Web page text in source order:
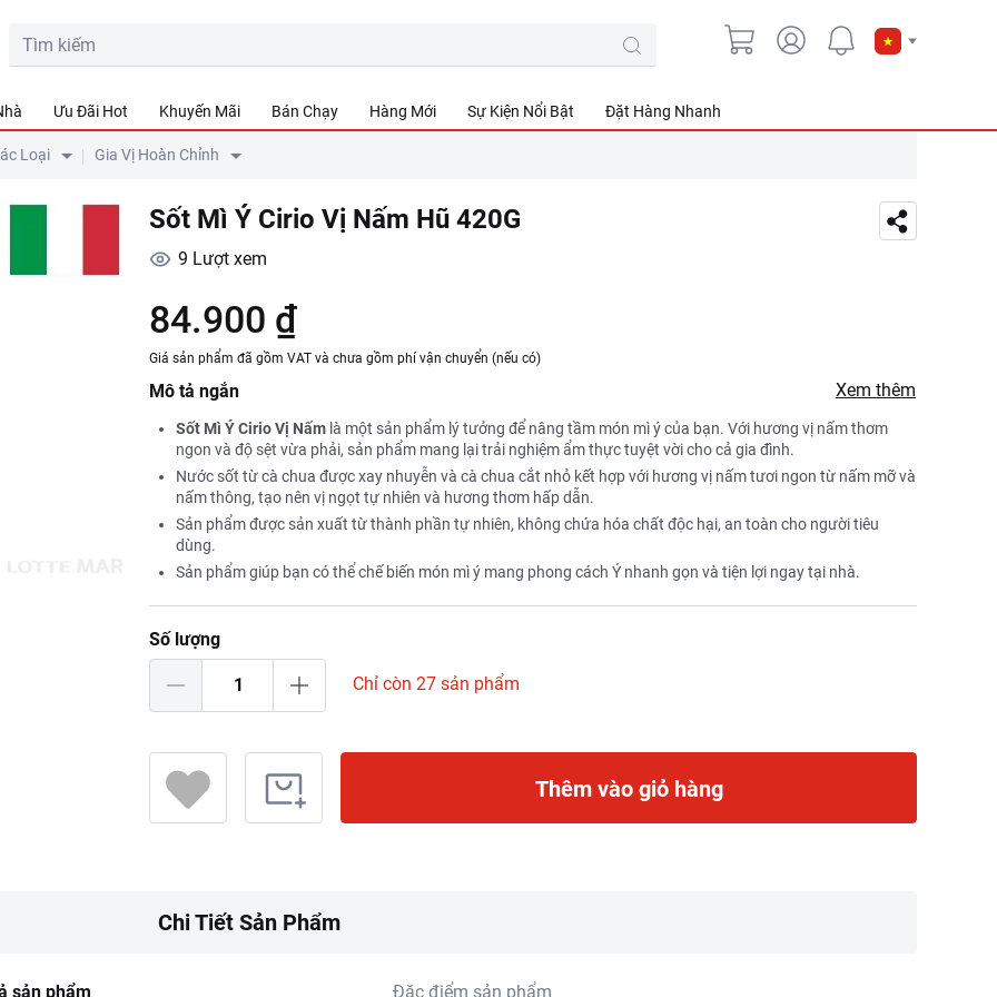
Ưu Đãi Hot Khuyến Mãi Bán Chạy Hàng Mới Sự Kiện Nổi Bật Đặt Hàng Nhanh
Loại Gia Vị Hoàn Chỉnh
Sốt Mì Ý Cirio Vị Nấm Hũ 420G
9 Lượt xem
84.900 ₫
Giá sản phẩm đã gồm VAT và chưa gồm phí vận chuyển (nếu có)
Mô tả ngắn Xem thêm
Sốt Mì Ý Cirio Vị Nấm là một sản phẩm lý tưởng để nâng tầm món mì ý của bạn. Với hương vị nấm thơm
ngon và độ sệt vừa phải, sản phẩm mang lại trải nghiệm ẩm thực tuyệt vời cho cả gia đình.
Nước sốt từ cà chua được xay nhuyễn và cà chua cắt nhỏ kết hợp với hương vị nấm tươi ngon từ nấm mỡ và
nấm thông, tạo nên vị ngọt tự nhiên và hương thơm hấp dẫn.
Sản phẩm được sản xuất từ thành phần tự nhiên, không chứa hóa chất độc hại, an toàn cho người tiêu
dùng.
Sản phẩm giúp bạn có thể chế biến món mì ý mang phong cách Ý nhanh gọn và tiện lợi ngay tại nhà.
Số lượng
Chỉ còn 27 sản phẩm
Thêm vào giỏ hàng
Chi Tiết Sản Phẩm
sản phẩm Đặc điểm sản phẩm